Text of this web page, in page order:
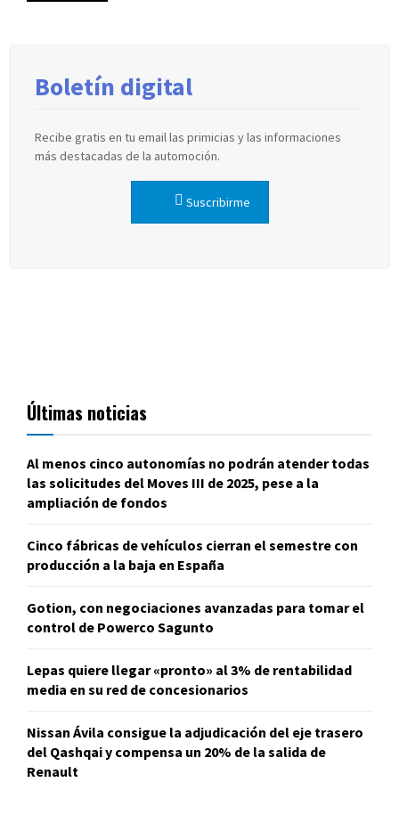
Boletín digital
Recibe gratis en tu email las primicias y las informaciones
más destacadas de la automoción.
Suscribirme
Últimas noticias
Al menos cinco autonomías no podrán atender todas
las solicitudes del Moves III de 2025, pese a la
ampliación de fondos
Cinco fábricas de vehículos cierran el semestre con
producción a la baja en España
Gotion, con negociaciones avanzadas para tomar el
control de Powerco Sagunto
Lepas quiere llegar «pronto» al 3% de rentabilidad
media en su red de concesionarios
Nissan Ávila consigue la adjudicación del eje trasero
del Qashqai y compensa un 20% de la salida de
Renault